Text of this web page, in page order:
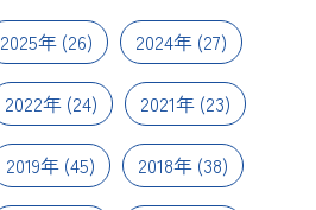
2025年(26) 2024年(27)
2022年 (24) 2021年 (23)
2019年 (45) 2018年 (38)